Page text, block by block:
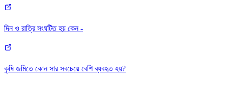
দিন ও রাত্রি সংঘটিত হয় কেন -
কৃষি জমিতে কোন সার সবচেয়ে বেশি ব্যবহৃত হয়?